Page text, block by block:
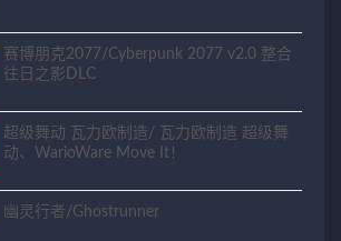
赛博朋克2077/Cyberpunk 2077 v2.0 整合
往日之影DLC
超级舞动 瓦力欧制造/ 瓦力欧制造 超级舞
动、WarioWare Move It！
幽灵行者/Ghostrunner